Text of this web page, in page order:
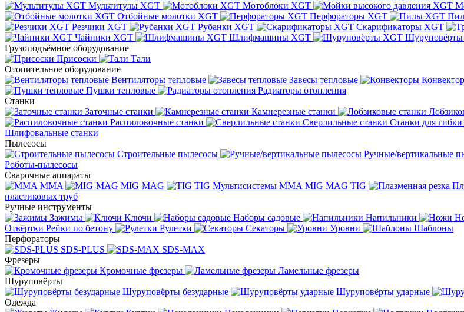
Мультитулы XGT
Мотоблоки XGT
Отбойные молотки XGT
Перфораторы XGT
Резчики XGT
Рубанки XGT Скарификаторы XGT
Чайники XGT
Шлифмашины XGT
Грузоподъёмное оборудование
Присоски
Тали
Отопительное оборудование
Вентиляторы тепловые
Завесы тепловые
Пушки тепловые
Радиаторы отопления
Станки
Заточные станки
Камнерезные станки
Распиловочные станки
Сверлильные станки Станки для
Шлифовальные станки
Пылесосы
Строительные пылесосы
Ручные/вертикальные
Роботы-пылесосы
Сварочные аппараты
MMA
MIG-MAG TIG Мультисистемы ММА MIG MAG TIG
пластиковых труб
Ручные инструменты
Зажимы
Ключи Наборы садовые Напильники
Отвёртки Рейки по бетону Рулетки Секаторы Уровни
Шаблоны
Перфораторы
SDS-PLUS
SDS-MAX
Фрезеры
Кромочные фрезеры
Ламельные фрезеры
Шуруповёрты
Шуруповёрты безударные
Шуруповёрты ударные
Одежда